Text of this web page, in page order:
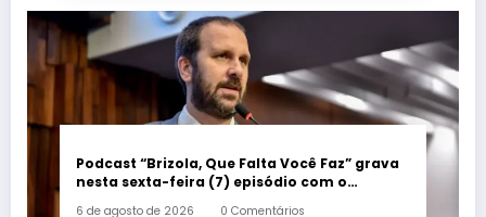
Podcast “Brizola, Que Falta Você Faz” grava
nesta sexta-feira (7) episódio com o
6 de agosto de 2026 0 Comentários